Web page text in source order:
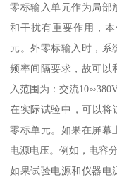
零标输入单元作为局部
和干扰有重要作用，
元。外零标输入时，系
频率间隔要求，故可以
入范围为：交流
在实际试验中，可以将
零标单元。如果在屏幕
电源电压。例如，电容
如果试验电源和仪器电